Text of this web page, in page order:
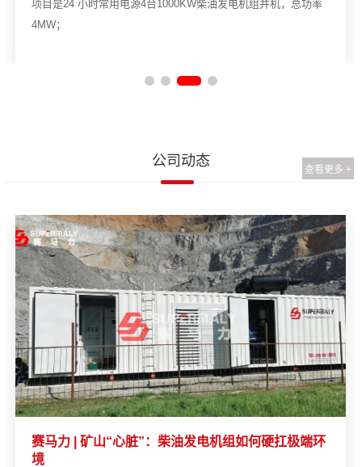
项目是24 小时常用电源4台1000KW柴油发电机组并机，总功率
4MW；
公司动态
查看更多 +
赛马力 | 矿山“心脏”：柴油发电机组如何硬扛极端环
境